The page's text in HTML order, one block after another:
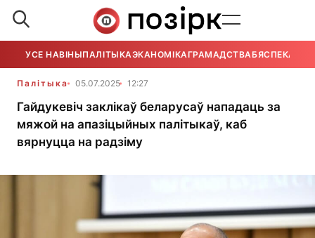
УСЕ НАВІНЫПАЛІТЫКАЭКАНОМІКАГРАМАДСТВАБЯСПЕКА
Палітыка 05.07.2025 12:27
Гайдукевіч заклікаў беларусаў нападаць за
мяжой на апазіцыйных палітыкаў, каб
вярнуцца на радзіму